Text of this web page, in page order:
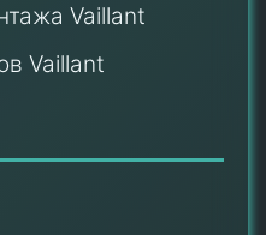
Vaillant
Vaillant